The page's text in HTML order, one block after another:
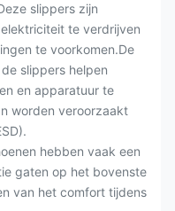
slippers zijn
te verdrijven
te voorkomen.De
slippers helpen
en apparatuur te
worden veroorzaakt
hebben vaak een
gaten op het bovenste
van het comfort tijdens